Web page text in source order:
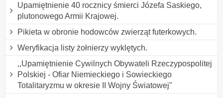
Upamiętnienie 40 rocznicy śmierci Józefa Saskiego,
plutonowego Armii Krajowej.
Pikieta w obronie hodowców zwierząt futerkowych.
Weryfikacja listy żołnierzy wyklętych.
,,Upamiętnienie Cywilnych Obywateli Rzeczypospolitej
Polskiej - Ofiar Niemieckiego i Sowieckiego
Totalitaryzmu w okresie II Wojny Światowej"